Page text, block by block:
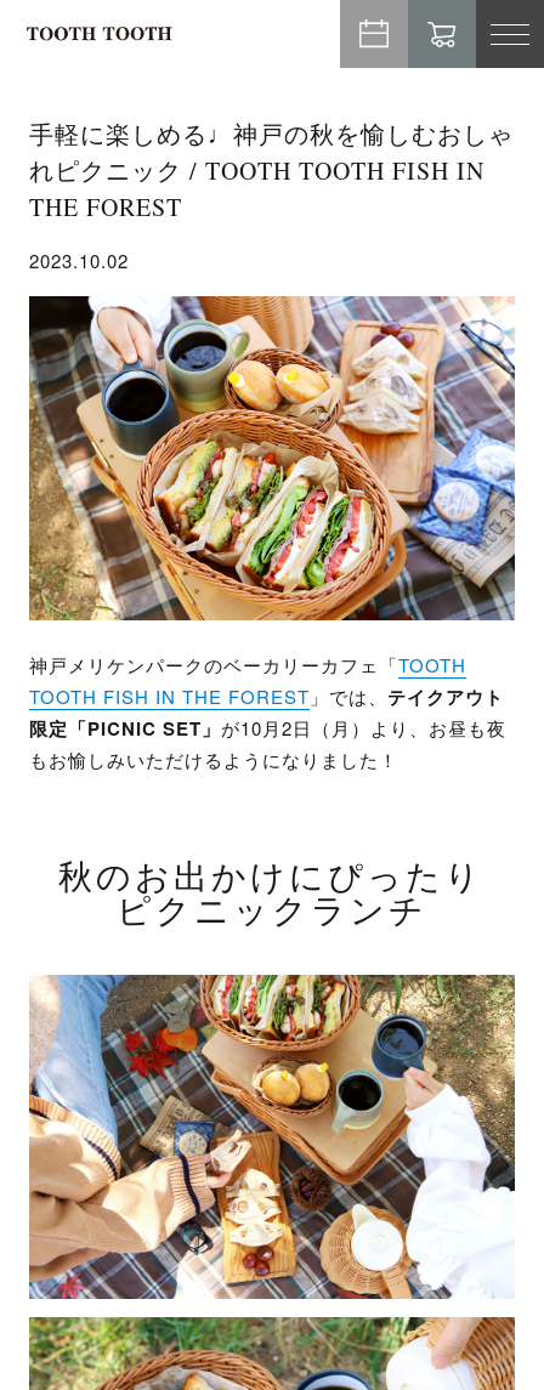
手軽に楽しめる♩神戸の秋を愉しむおしゃ
れピクニック / TOOTH TOOTH FISH IN
THE FOREST
2023.10.02
神戸メリケンパークのベーカリーカフェ「TOOTH
TOOTH FISH IN THE FOREST 」では、 テイクアウト
限定「PICNIC SET」 が10月2日（月）より、お昼も夜
もお愉しみいただけるようになりました！
秋のお出かけにぴったり
ピクニックランチ